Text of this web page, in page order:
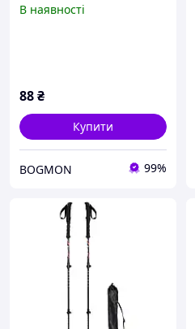
В наявності
88₴
Купити
BOGMON 99%